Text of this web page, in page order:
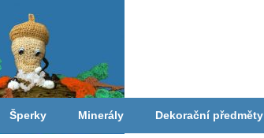
Šperky Minerály Dekorační předměty